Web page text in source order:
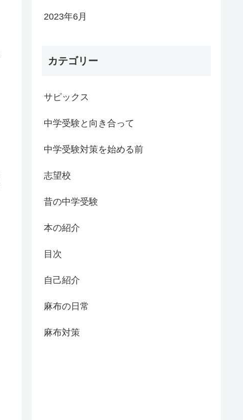
2023年6月
カテゴリー
サピックス
中学受験と向き合って
中学受験対策を始める前
志望校
昔の中学受験
本の紹介
目次
自己紹介
麻布の日常
麻布対策